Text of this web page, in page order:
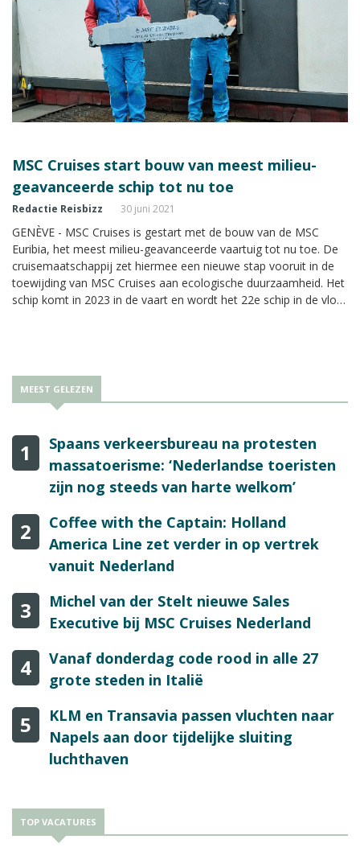
MSC Cruises start bouw van meest milieu-
geavanceerde schip tot nu toe
Redactie Reisbizz 30 juni 2021
GENÈVE - MSC Cruises is gestart met de bouw van de MSC
Euribia, het meest milieu-geavanceerde vaartuig tot nu toe. De
cruisemaatschappij zet hiermee een nieuwe stap vooruit in de
toewijding van MSC Cruises aan ecologische duurzaamheid. Het
schip komt in 2023 in de vaart en wordt het 22e schip in de vloot
MEEST GELEZEN
1
Spaans verkeersbureau na protesten
massatoerisme: ‘Nederlandse toeristen
zijn nog steeds van harte welkom’
2
Coffee with the Captain: Holland
America Line zet verder in op vertrek
vanuit Nederland
3
Michel van der Stelt nieuwe Sales
Executive bij MSC Cruises Nederland
4
Vanaf donderdag code rood in alle 27
grote steden in Italië
5
KLM en Transavia passen vluchten naar
Napels aan door tijdelijke sluiting
luchthaven
TOP VACATURES